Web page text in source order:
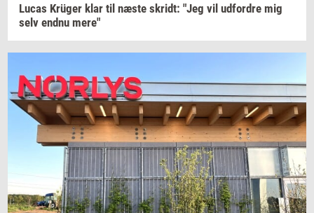
Lucas Krüger klar til næste skridt: "Jeg vil ud­for­dre mig
selv endnu mere"